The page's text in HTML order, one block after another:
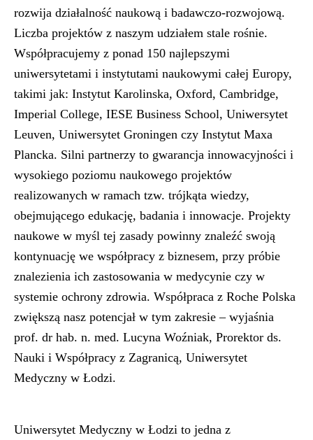
rozwija działalność naukową i badawczo-rozwojową.
Liczba projektów z naszym udziałem stale rośnie.
Współpracujemy z ponad 150 najlepszymi
uniwersytetami i instytutami naukowymi całej Europy,
takimi jak: Instytut Karolinska, Oxford, Cambridge,
Imperial College, IESE Business School, Uniwersytet
Leuven, Uniwersytet Groningen czy Instytut Maxa
Plancka. Silni partnerzy to gwarancja innowacyjności i
wysokiego poziomu naukowego projektów
realizowanych w ramach tzw. trójkąta wiedzy,
obejmującego edukację, badania i innowacje. Projekty
naukowe w myśl tej zasady powinny znaleźć swoją
kontynuację we współpracy z biznesem, przy próbie
znalezienia ich zastosowania w medycynie czy w
systemie ochrony zdrowia. Współpraca z Roche Polska
zwiększą nasz potencjał w tym zakresie – wyjaśnia
prof. dr hab. n. med. Lucyna Woźniak, Prorektor ds.
Nauki i Współpracy z Zagranicą, Uniwersytet
Medyczny w Łodzi.
Uniwersytet Medyczny w Łodzi to jedna z